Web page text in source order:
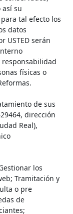
su
tal efecto los
datos
USTED serán
responsabilidad
físicas o
de sus
dirección
Real),
los
Tramitación y
o pre
de